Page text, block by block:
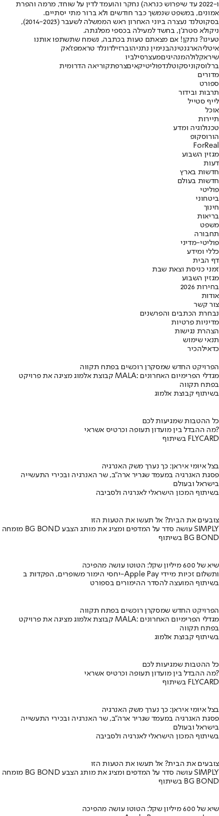
ו-2022 עד שיפרוש כנראה) נחקר והועמד לדין על שוחד, מרמה והפרת
אמונים, במשפט שנמשך כבר חודשים ולא ברור מתי יסתיים.
בסקוטלנד נעצרה ביוני האחרון ראש הממשלה לשעבר (2014-2023),
ניקולא סטרג’ן, בחשד למעילה בכספי מפלגתה.
טעינו? נתקן! אם מצאתם טעות בכתבה, נשמח שתשתפו אותנו
איטליהארגנטינהבנימין נתניהוברזילדונלד טראמפז'אק
שיראקלולהמנהיגיםמעצרסילביו
ברלוסקוניסקוטלנדפוליטיקאיםצרפתקוריאה הדרומית
מדורים
ספורט
תרבות ובידור
לייף סטייל
אוכל
תיירות
טכנולוגיה ומדע
הורוסקופ
ForReal
מגזין השבוע
דעות
חדשות בארץ
חדשות בעולם
פוליטי
ביטחוני
חינוך
בריאות
משפט
תחבורה
פוליטי-מדיני
כללי ומידע
דף הבית
זמני כניסת וצאת שבת
מגזין השבוע
בחירות 2026
אודות
צור קשר
נבחרת הכתבים והפרשנים
מדיניות פרטיות
הצהרת נגישות
תנאי שימוש
כדאילהכיר
הפרויקט החדש שמסקרן רוכשים בפתח תקווה
קבוצת אלמוג מציגה את פרויקט MALA: מגדלי הפרימיום האחרונים
בפתח תקווה
בשיתוף קבוצת אלמוג
כל ההטבות שמגיעות לכם
מה ההבדל בין מועדון תעופה וכרטיס אשראי?
בשיתוף FLYCARD
בצל איומי איראן: כך נערך משק האנרגיה
פסגת האנרגיה במעמד שגריר ארה"ב, שר האנרגיה ובכירי התעשייה
בישראל ובעולם
בשיתוף המכון הישראלי לאנרגיה ולסביבה
צובעים את הבית? אל תעשו את הטעות הזו
מומחה BG BOND עושה סדר על המדפים ומציג את מותג הצבע SIMPLY
בשיתוף BG BOND
שיא של 600 מיליון שקל: הטוטו עושה מהפיכה
יחסי הימור משופרים, הפקדות ב-Apple Pay ותשלום זכיות מיידי
בשיתוף המועצה להסדר ההימורים בספורט
הפרויקט החדש שמסקרן רוכשים בפתח תקווה
קבוצת אלמוג מציגה את פרויקט MALA: מגדלי הפרימיום האחרונים
בפתח תקווה
בשיתוף קבוצת אלמוג
כל ההטבות שמגיעות לכם
מה ההבדל בין מועדון תעופה וכרטיס אשראי?
בשיתוף FLYCARD
בצל איומי איראן: כך נערך משק האנרגיה
פסגת האנרגיה במעמד שגריר ארה"ב, שר האנרגיה ובכירי התעשייה
בישראל ובעולם
בשיתוף המכון הישראלי לאנרגיה ולסביבה
צובעים את הבית? אל תעשו את הטעות הזו
מומחה BG BOND עושה סדר על המדפים ומציג את מותג הצבע SIMPLY
בשיתוף BG BOND
שיא של 600 מיליון שקל: הטוטו עושה מהפיכה